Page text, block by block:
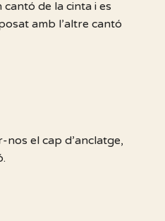
cantó de la cinta i es
amb l’altre cantó
el cap d’anclatge,